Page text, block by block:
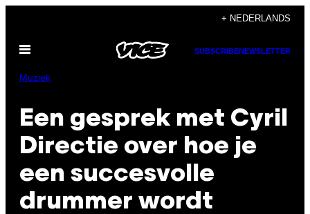
de
inhoud
+ NEDERLANDS
Open
SUBSCRIBENEWSLETTER
Muziek
Een gesprek met Cyril
Directie over hoe je
een succesvolle
drummer wordt